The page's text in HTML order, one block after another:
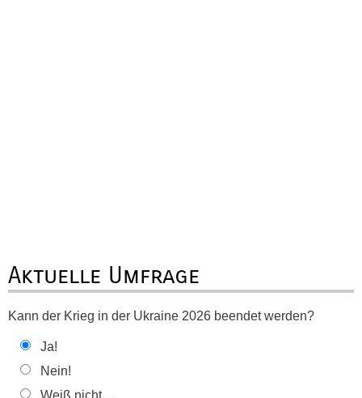
Aktuelle Umfrage
Kann der Krieg in der Ukraine 2026 beendet werden?
Ja!
Nein!
Weiß nicht ...